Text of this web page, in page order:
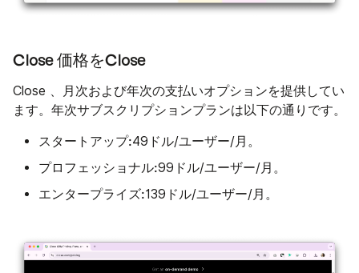
Close 価格をClose
Close 、月次および年次の支払いオプションを提供してい
ます。年次サブスクリプションプランは以下の通りです。
スタートアップ:49ドル/ユーザー/月。
プロフェッショナル:99ドル/ユーザー/月。
エンタープライズ:139ドル/ユーザー/月。